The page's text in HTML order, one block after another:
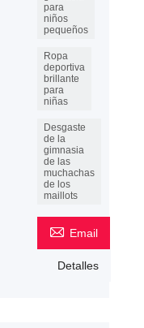
para
niños
pequeños
Ropa
deportiva
brillante
para
niñas
Desgaste
de la
gimnasia
de las
muchachas
de los
maillots
 Email
Detalles